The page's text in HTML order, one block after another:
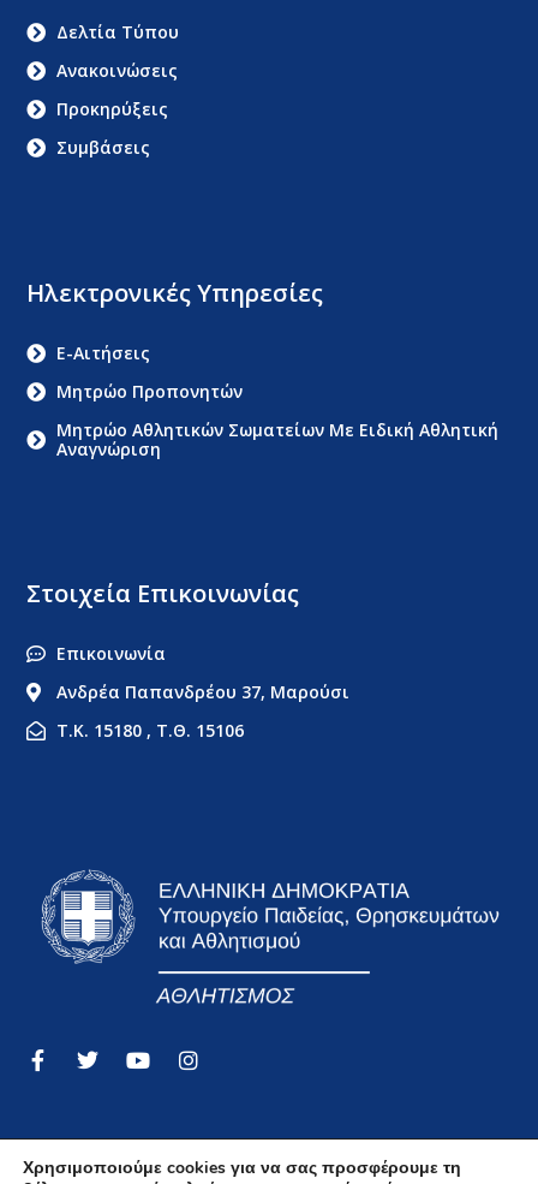
Στοιχεία Επικοινωνίας
Επικοινωνία
Ανδρέα Παπανδρέου 37, Μαρούσι
Τ.Κ. 15180 , Τ.Θ. 15106
Ηλεκτρονικές Υπηρεσίες
E-Αιτήσεις
Μητρώο Προπονητών
Μητρώο Αθλητικών Σωματείων Με Ειδική Αθλητική
Αναγνώριση
Δελτία Τύπου
Ανακοινώσεις
Προκηρύξεις
Συμβάσεις
Χρησιμοποιούμε cookies για να σας προσφέρουμε τη